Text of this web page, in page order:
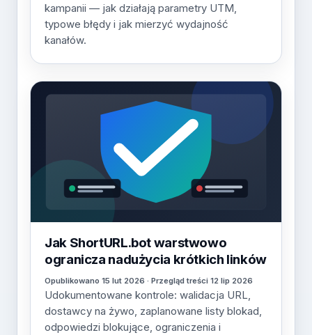
kampanii — jak działają parametry UTM,
typowe błędy i jak mierzyć wydajność
kanałów.
Jak ShortURL.bot warstwowo
ogranicza nadużycia krótkich linków
Opublikowano 15 lut 2026 · Przegląd treści 12 lip 2026
Udokumentowane kontrole: walidacja URL,
dostawcy na żywo, zaplanowane listy blokad,
odpowiedzi blokujące, ograniczenia i